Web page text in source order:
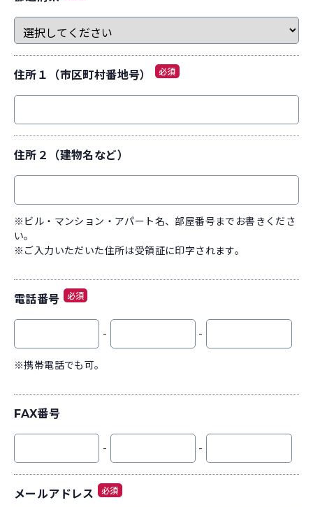
住所１（市区町村番地号） 必須
住所２（建物名など）
※ビル・マンション・アパート名、部屋番号までお書きくださ
い。
※ご入力いただいた住所は受領証に印字されます。
電話番号 必須
- -
※携帯電話でも可。
FAX番号
- -
メールアドレス 必須